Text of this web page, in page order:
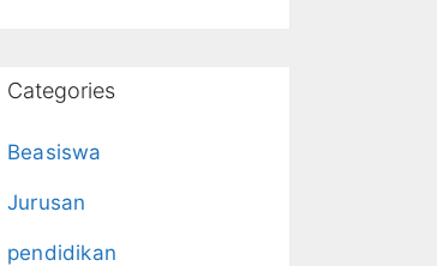
Categories
Beasiswa
Jurusan
pendidikan